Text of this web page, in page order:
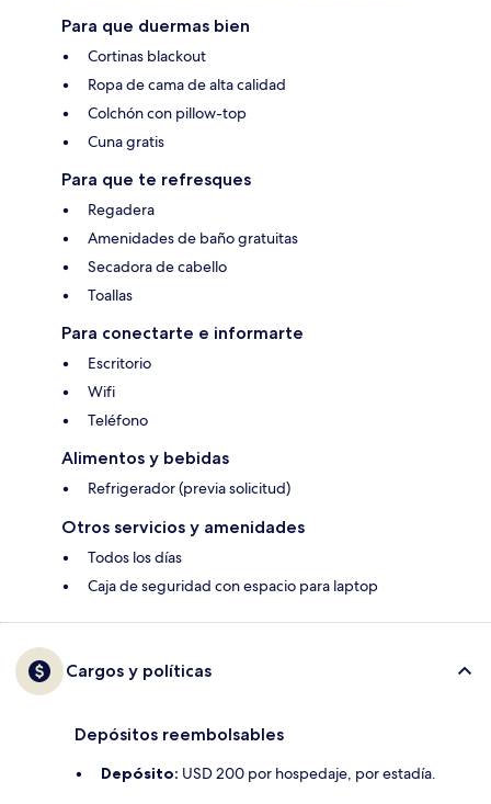
Para que duermas bien
Cortinas blackout
Ropa de cama de alta calidad
Colchón con pillow-top
Cuna gratis
Para que te refresques
Regadera
Amenidades de baño gratuitas
Secadora de cabello
Toallas
Para conectarte e informarte
Escritorio
Wifi
Teléfono
Alimentos y bebidas
Refrigerador (previa solicitud)
Otros servicios y amenidades
Todos los días
Caja de seguridad con espacio para laptop
Cargos y políticas
Depósitos reembolsables
Depósito: USD 200 por hospedaje, por estadía.